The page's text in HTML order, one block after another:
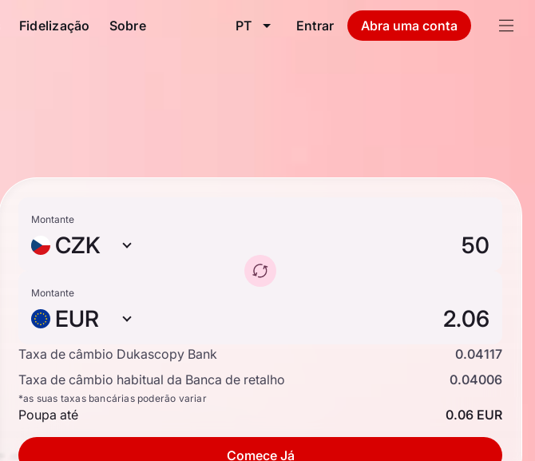
Fidelização Sobre PT Entrar Abra uma conta
Montante
CZK
Montante
EUR
Taxa de câmbio Dukascopy Bank
0.04117
Taxa de câmbio habitual da Banca de retalho
0.04006
*as suas taxas bancárias poderão variar
Poupa até 0.06 EUR
Comece Já